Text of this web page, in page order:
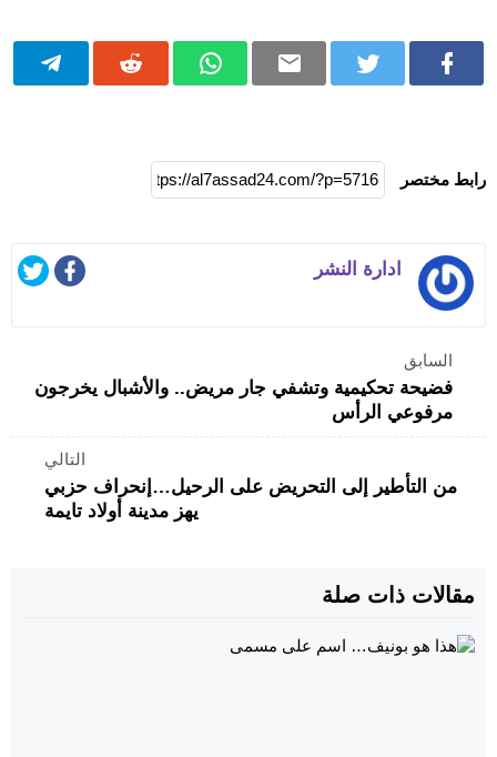
رابط مختصر
ادارة النشر
السابق
فضيحة تحكيمية وتشفي جار مريض.. والأشبال يخرجون
مرفوعي الرأس
التالي
من التأطير إلى التحريض على الرحيل…إنحراف حزبي
يهز مدينة أولاد تايمة
مقالات ذات صلة